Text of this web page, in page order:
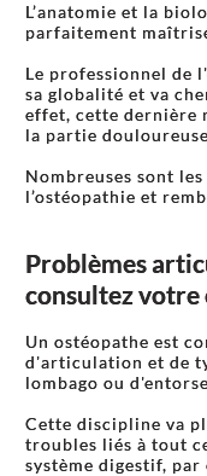
L’anatomie et la
parfaitement
Le professionnel de
sa globalité et va
effet, cette dernière
la partie
Nombreuses sont
l’ostéopathie et
Problèmes
consultez votre
Un ostéopathe est
d'articulation et de
lombago ou
Cette discipline va
troubles liés à tout
système digestif, par